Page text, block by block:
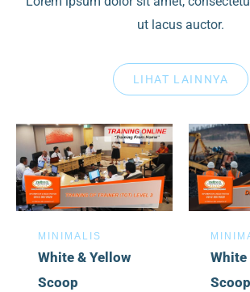
ut lacus auctor.
LIHAT LAINNYA
MINIMALIS
White & Yellow
Scoop
White
Scoop